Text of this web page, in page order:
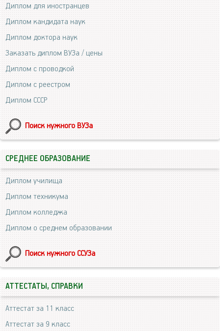
Диплом для иностранцев
Диплом кандидата наук
Диплом доктора наук
Заказать диплом ВУЗа / цены
Диплом с проводкой
Диплом с реестром
Диплом СССР
Поиск нужного ВУЗа
СРЕДНЕЕ ОБРАЗОВАНИЕ
Диплом училища
Диплом техникума
Диплом колледжа
Диплом о среднем образовании
Поиск нужного ССУЗа
АТТЕСТАТЫ, СПРАВКИ
Аттестат за 11 класс
Аттестат за 9 класс